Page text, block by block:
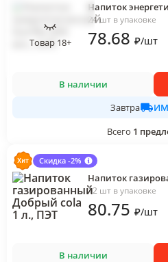
Товар 18+
Напиток
24 шт в упаковке
78.68 ₽/шт
В наличии
Завтра
Всего 1
Скидка -2%
Напиток
12 шт в упаковке
80.75 ₽/шт
В наличии